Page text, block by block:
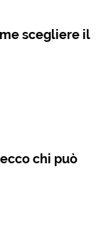
scegliere il
chi può